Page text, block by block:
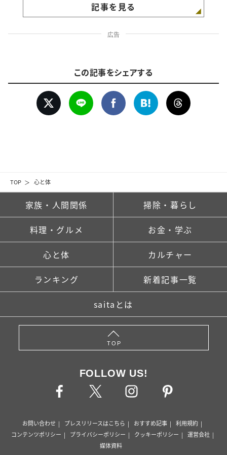
TOP 心と体
記事を見る
広告
この記事をシェアする
家族・人間関係 掃除・暮らし
料理・グルメ お金・学ぶ
心と体 カルチャー
ランキング 新着記事一覧
saitaとは
TOP
FOLLOW US!
お問い合わせ プレスリリースはこちら おすすめ記事
利用規約
コンテンツポリシー
プライバシーポリシー クッキーポリシー
運営会社
媒体資料